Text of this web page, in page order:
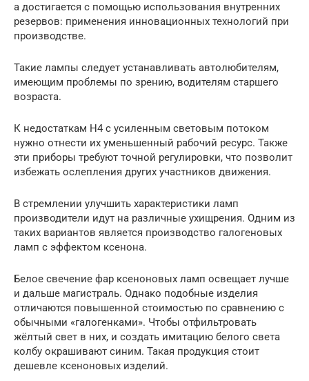
а достигается с помощью использования внутренних
резервов: применения инновационных технологий при
производстве.
Такие лампы следует устанавливать автолюбителям,
имеющим проблемы по зрению, водителям старшего
возраста.
К недостаткам H4 с усиленным световым потоком
нужно отнести их уменьшенный рабочий ресурс. Также
эти приборы требуют точной регулировки, что позволит
избежать ослепления других участников движения.
В стремлении улучшить характеристики ламп
производители идут на различные ухищрения. Одним из
таких вариантов является производство галогеновых
ламп с эффектом ксенона.
Белое свечение фар ксеноновых ламп освещает лучше
и дальше магистраль. Однако подобные изделия
отличаются повышенной стоимостью по сравнению с
обычными «галогенками». Чтобы отфильтровать
жёлтый свет в них, и создать имитацию белого света
колбу окрашивают синим. Такая продукция стоит
дешевле ксеноновых изделий.